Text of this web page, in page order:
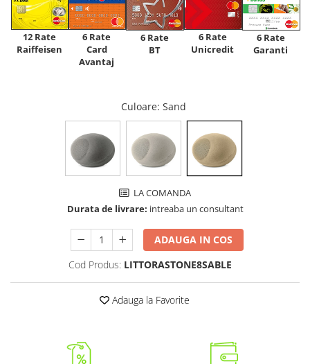
12 Rate
Raiffeisen
6 Rate
Card
Avantaj
6 Rate
BT
6 Rate
Unicredit
6 Rate
Garanti
Culoare: Sand
LA COMANDA
Durata de livrare: intreaba un consultant
ADAUGA IN COS
Cod Produs: LITTORASTONE8SABLE
Adauga la Favorite